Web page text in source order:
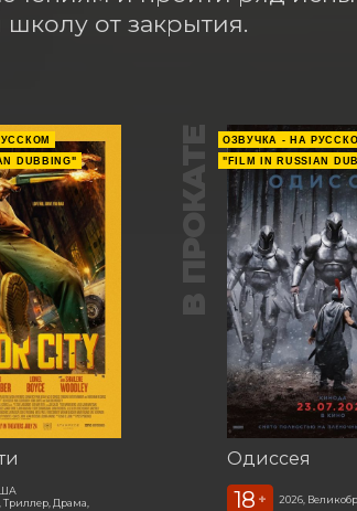
школу от закрытия.
DUBBING"
Триллер, Драма,
В ПРОКАТЕ
ОЗВУЧКА - НА
"FILM IN RUSSIAN
Одиссея
18 + 2026,